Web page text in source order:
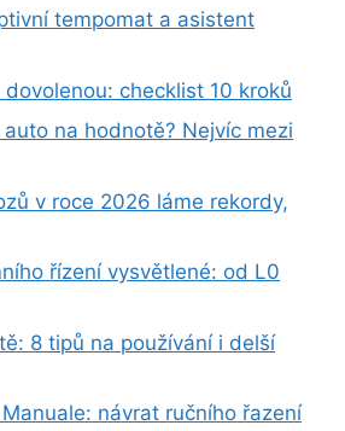
tempomat a asistent
checklist 10 kroků
na hodnotě? Nejvíc mezi
v roce 2026 láme rekordy,
řízení vysvětlené: od L0
8 tipů na používání i delší
návrat ručního řazení